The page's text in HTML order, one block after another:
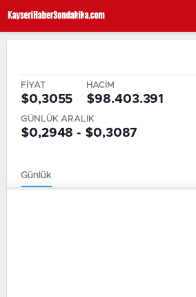
FİYAT
$0,3055
HACİM
$98.403.391
GÜNLÜK ARALIK
$0,2948 - $0,3087
Günlük